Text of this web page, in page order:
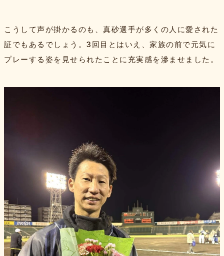
こうして声が掛かるのも、真砂選手が多くの人に愛された
証でもあるでしょう。3回目とはいえ、家族の前で元気に
プレーする姿を見せられたことに充実感を滲ませました。